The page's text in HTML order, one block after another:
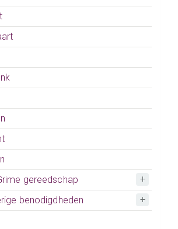
gereedschap
benodigdheden